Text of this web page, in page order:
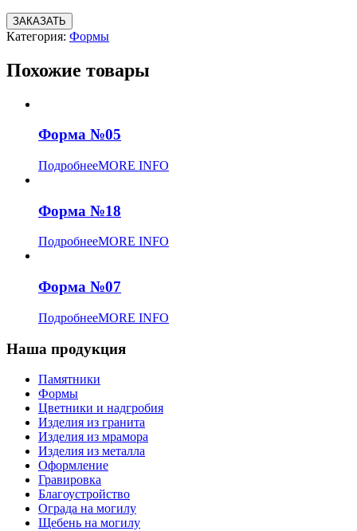
ЗАКАЗАТЬ
Категория: Формы
Похожие товары
Форма №05
ПодробнееMORE INFO
Форма №18
ПодробнееMORE INFO
Форма №07
ПодробнееMORE INFO
Наша продукция
Памятники
Формы
Цветники и надгробия
Изделия из гранита
Изделия из мрамора
Изделия из металла
Оформление
Гравировка
Благоустройство
Ограда на могилу
Щебень на могилу